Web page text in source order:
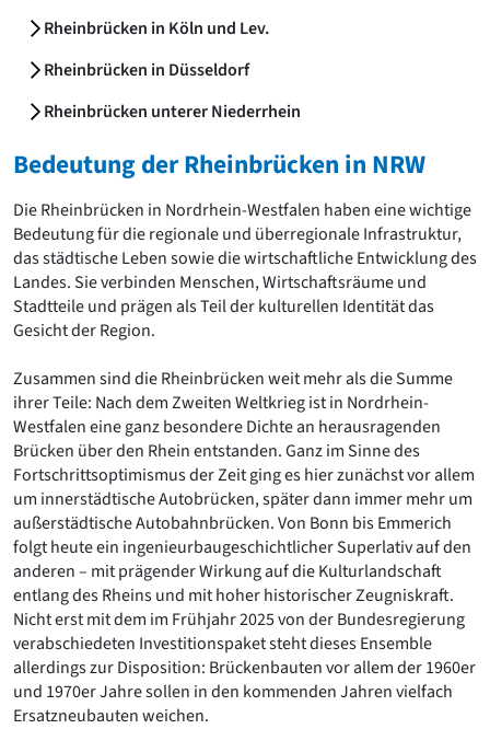
Romanik
Römische Antike
Über uns
Fachbeirat
Kontakt
Impressum
Datenschutz
Suchbegriff eingeben
Rheinbrücken in Köln und Lev.
Rheinbrücken in Düsseldorf
Rheinbrücken unterer Niederrhein
Bedeutung der Rheinbrücken in NRW
Die Rheinbrücken in Nordrhein-Westfalen haben eine wichtige
Bedeutung für die regionale und überregionale Infrastruktur,
das städtische Leben sowie die wirtschaftliche Entwicklung des
Landes. Sie verbinden Menschen, Wirtschaftsräume und
Stadtteile und prägen als Teil der kulturellen Identität das
Gesicht der Region.
Zusammen sind die Rheinbrücken weit mehr als die Summe
ihrer Teile: Nach dem Zweiten Weltkrieg ist in Nordrhein-
Westfalen eine ganz besondere Dichte an herausragenden
Brücken über den Rhein entstanden. Ganz im Sinne des
Fortschrittsoptimismus der Zeit ging es hier zunächst vor allem
um innerstädtische Autobrücken, später dann immer mehr um
außerstädtische Autobahnbrücken. Von Bonn bis Emmerich
folgt heute ein ingenieurbaugeschichtlicher Superlativ auf den
anderen – mit prägender Wirkung auf die Kulturlandschaft
entlang des Rheins und mit hoher historischer Zeugniskraft.
Nicht erst mit dem im Frühjahr 2025 von der Bundesregierung
verabschiedeten Investitionspaket steht dieses Ensemble
allerdings zur Disposition: Brückenbauten vor allem der 1960er
und 1970er Jahre sollen in den kommenden Jahren vielfach
Ersatzneubauten weichen.